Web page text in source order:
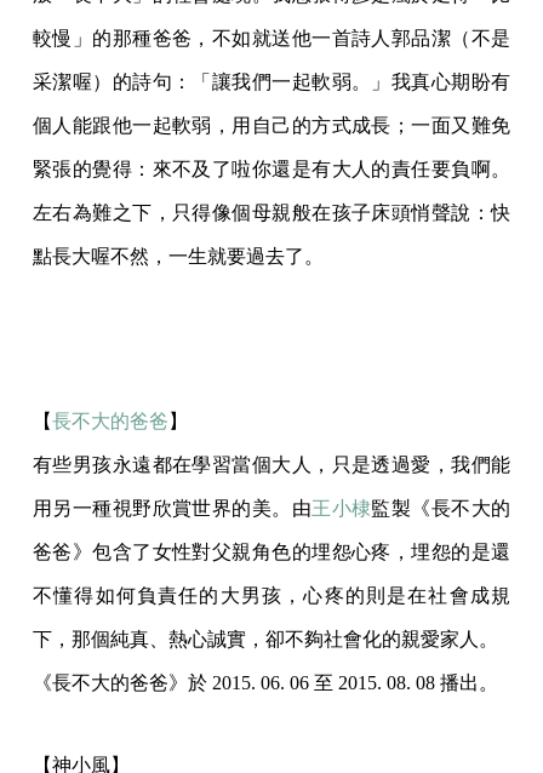
較慢」的那種爸爸，不如就送他一首詩人郭品潔（不是
采潔喔）的詩句：「讓我們一起軟弱。」我真心期盼有
個人能跟他一起軟弱，用自己的方式成長；一面又難免
緊張的覺得：來不及了啦你還是有大人的責任要負啊。
左右為難之下，只得像個母親般在孩子床頭悄聲說：快
點長大喔不然，一生就要過去了。
【長不大的爸爸 】
有些男孩永遠都在學習當個大人，只是透過愛，我們能
用另一種視野欣賞世界的美。由王小棣監製《長不大的
爸爸》包含了女性對父親角色的埋怨心疼，埋怨的是還
不懂得如何負責任的大男孩，心疼的則是在社會成規
下，那個純真、熱心誠實，卻不夠社會化的親愛家人。
《長不大的爸爸》於 2015. 06. 06 至 2015. 08. 08 播出。
【神小風】